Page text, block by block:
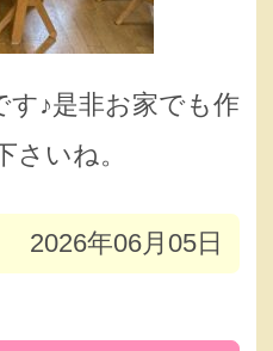
す♪是非お家でも作
さいね。
2026年06月05日